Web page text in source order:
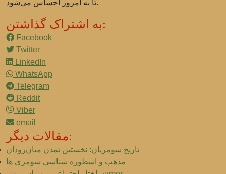
تا به امروز احساس می‌شود.
به اشتراک گذاشتن:
Facebook
Twitter
LinkedIn
WhatsApp
Telegram
Reddit
Viber
email
مقالات دیگر:
تاریخ سومریان: نخستین تمدن میان‌رودان
مذهب و اسطوره شناسی سومری ها